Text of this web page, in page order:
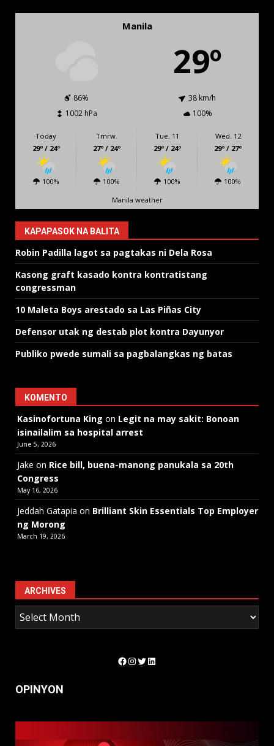
Manila
29º
86%
38 km/h
1002 hPa
100%
Today
29º / 24º
100%
Tmrw.
27º / 24º
100%
Tue. 11
29º / 24º
100%
Wed. 12
29º / 27º
100%
Manila weather
KAPAPASOK NA BALITA
Robin Padilla lagot sa pagtakas ni Dela Rosa
Kasong graft kasado kontra kontratistang
congressman
10 Maleta Boys arestado sa Las Piñas City
Defensor utak ng destab plot kontra Dayunyor
Publiko pwede sumali sa pagbalangkas ng batas
KOMENTO
Kasinofortuna King on Legit na may sakit: Bonoan
isinailalim sa hospital arrest
June 5, 2026
Jake on Rice bill, buena-manong panukala sa 20th
Congress
May 16, 2026
Jeddah Gatapia on Brilliant Skin Essentials Top Employer
ng Morong
March 19, 2026
ARCHIVES
Facebook
Instagram
Twitter
LinkedIn
OPINYON